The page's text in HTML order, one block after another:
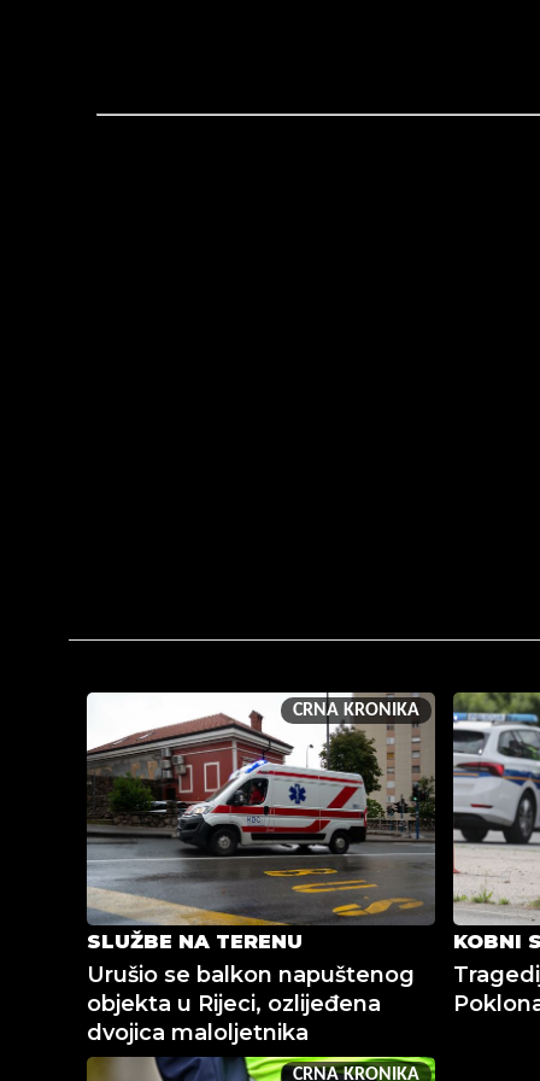
CRNA KRONIKA
SLUŽBE NA TERENU
Urušio se balkon napuštenog
objekta u Rijeci, ozlijeđena
dvojica maloljetnika
KOBNI
CRNA KRONIKA